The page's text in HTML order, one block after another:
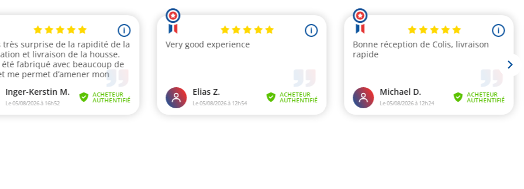
i
très surprise de la rapidité de la
et livraison de la housse.
été fabriqué avec beaucoup de
me permet d’amener mon
Inger-Kerstin M.
Le 05/08/2026 à 16h52
ACHETEUR
AUTHENTIFIÉ
i
Very good experience
Elias Z.
Le 05/08/2026 à 12h54
ACHETEUR
AUTHENTIFIÉ
i
Bonne réception de Colis, livraison
rapide
Michael D.
Le 05/08/2026 à 12h24
ACHETEUR
AUTHENTIFIÉ